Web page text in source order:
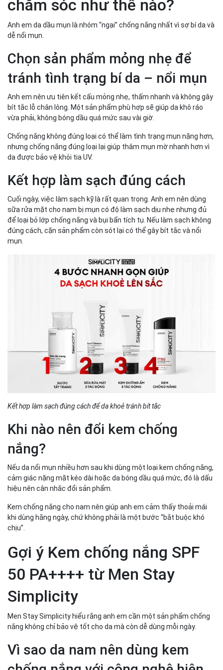
chăm sóc như thế nào?
Anh em da dầu mụn là nhóm “ngại” chống nắng nhất vì sợ bí da và
dễ nổi mụn.
Chọn sản phẩm mỏng nhẹ để
tránh tình trạng bí da – nổi mụn
Anh em nên ưu tiên kết cấu mỏng nhẹ, thấm nhanh và không gây
bít tắc lỗ chân lông. Một sản phẩm phù hợp sẽ giúp da khô ráo
vừa phải, không bóng dầu quá mức sau vài giờ.
Chống nắng không đúng loại có thể làm tình trạng mụn nặng hơn,
nhưng chống nắng đúng loại lại giúp thâm mụn mờ nhanh hơn vì
da được bảo vệ khỏi tia UV.
Kết hợp làm sạch đúng cách
Cuối ngày, việc làm sạch kỹ là rất quan trọng. Anh em nên dùng
sữa rửa mặt cho nam bị mụn có độ làm sạch dịu nhẹ nhưng đủ
để loại bỏ lớp chống nắng và bụi bẩn tích tụ. Nếu làm sạch không
đúng cách, cặn sản phẩm còn sót lại có thể gây bít tắc và nổi
mụn.
Kết hợp làm sạch đúng cách để da khoẻ tránh bít tắc
Khi nào nên đổi kem chống
nắng?
Nếu da nổi mụn nhiều hơn sau khi dùng một loại kem chống nắng,
cảm giác nặng mặt kéo dài hoặc da bóng dầu quá mức, đó là dấu
hiệu nên cân nhắc đổi sản phẩm.
Kem chống nắng cho nam nên giúp anh em cảm thấy thoải mái
khi dùng hằng ngày, chứ không phải là một bước “bắt buộc khó
chịu”.
Gợi ý Kem chống nắng SPF
50 PA++++ từ Men Stay
Simplicity
Men Stay Simplicity hiểu rằng anh em cần một sản phẩm chống
nắng không chỉ bảo vệ tốt cho da mà còn dễ dùng mỗi ngày.
Vì sao da nam nên dùng kem